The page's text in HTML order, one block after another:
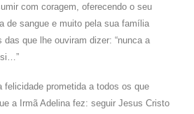
com coragem, oferecendo o seu
de sangue e muito pela sua família
das que lhe ouviram dizer: “nunca a
si…”
felicidade prometida a todos os que
a Irmã Adelina fez: seguir Jesus Cristo